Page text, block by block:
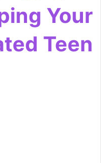
Your
Teen